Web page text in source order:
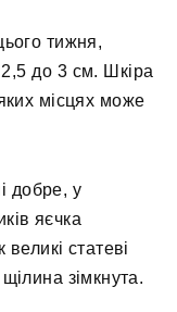
тижня,
2,5 до 3 см. Шкіра
місцях може
добре, у
яєчка
статеві
зімкнута.